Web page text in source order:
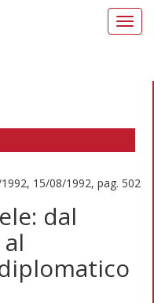
15/08/1992, pag. 502
dal